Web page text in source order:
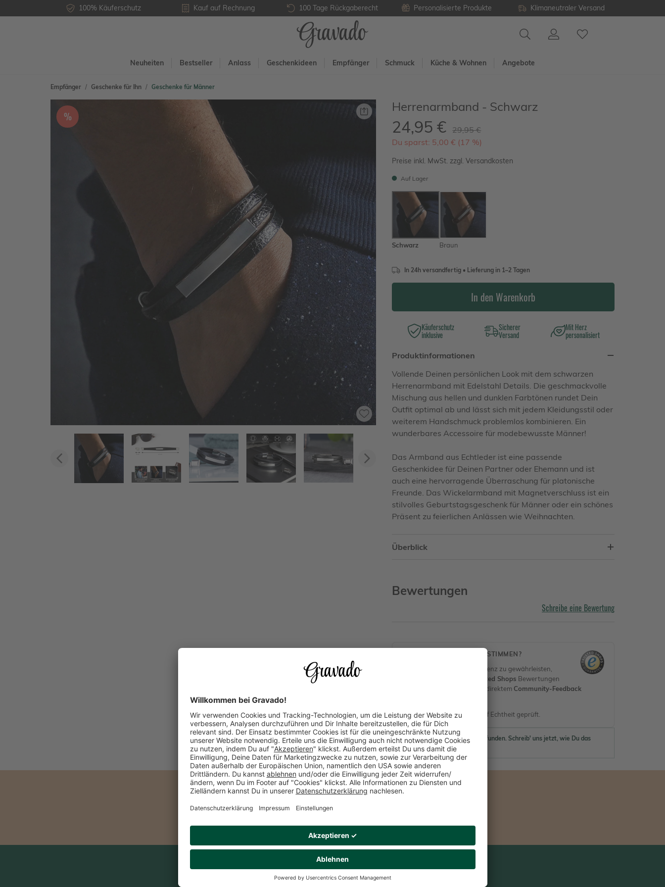
100% Käuferschutz Kauf auf Rechnung 100 Tage Rückgaberecht Personalisierte Produkte Klimaneutraler Versand
Neuheiten Bestseller Anlass Geschenkideen Empfänger Schmuck Küche & Wohnen Angebote
Empfänger Geschenke für Ihn Geschenke für Männer
%
Zurück Vorwärts
Herrenarmband - Schwarz
24,95 €
29,95 €
Du sparst: 5,00 € (17 %)
Preise inkl. MwSt. zzgl. Versandkosten
Auf Lager
Schwarz Braun
In 24h versandfertig • Lieferung in 1–2 Tagen
In den Warenkorb
Käuferschutz
inklusive
Sicherer
Versand
Mit Herz
personalisiert
Produktinformationen
Vollende Deinen persönlichen Look mit dem schwarzen
Herrenarmband mit Edelstahl Details. Die geschmackvolle
Mischung aus hellen und dunklen Farbtönen rundet Dein
Outfit optimal ab und lässt sich mit jedem Kleidungsstil oder
weiterem Handschmuck problemlos kombinieren. Ein
wunderbares Accessoire für modebewusste Männer!
Das Armband aus Echtleder ist eine passende
Geschenkidee für Deinen Partner oder Ehemann und ist
auch eine hervorragende Überraschung für platonische
Freunde. Das Wickelarmband mit Magnetverschluss ist ein
stilvolles Geburtstagsgeschenk für Männer oder ein schönes
Präsent zu feierlichen Anlässen wie Weihnachten.
Überblick
Bewertungen
Schreibe eine Bewertung
WOHER KOMMEN DIESE STIMMEN?
Um Vertrauen und Transparenz zu gewährleisten,
Trusted Shops Bewertungen
(unabhängig verifiziert) mit direktem Community-Feedback
Alle Rezensionen werden auf Echtheit geprüft.
Keine Bewertungen gefunden. Schreib' uns jetzt, wie Du das
Produkt findest.
Dieses Produkt gefällt Dir? Teile es!
Wird oft dazu gekauft